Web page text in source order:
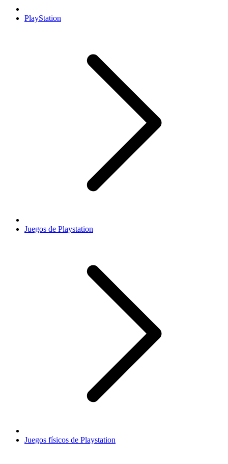
PlayStation
Juegos de Playstation
Juegos físicos de Playstation